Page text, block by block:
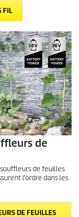
FIL
de
de feuilles
l'ordre dans les
DE FEUILLES